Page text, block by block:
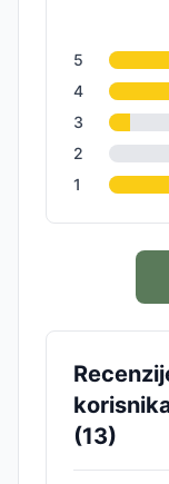
5
4
3
2
1
(13)